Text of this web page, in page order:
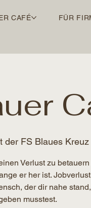
CAFÉ FÜR
der FS Blaues Kreuz
Verlust zu betauern
er her ist.
der dir nahe
musstest.